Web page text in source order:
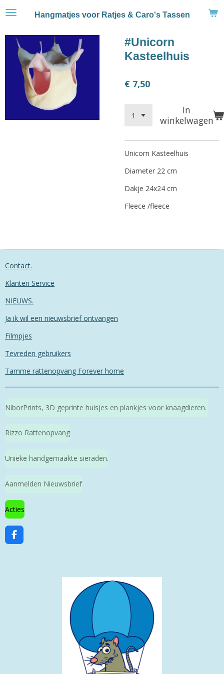
Ga
hoofdinhoud
Hangmatjes voor Ratjes & Caro's Tassen
#Unicorn
Kasteelhuis
€ 7,50
In
winkelwagen
Unicorn Kasteelhuis
Diameter 22 cm
Dakje 24x24 cm
Fleece /fleece
Contact.
Klanten Service
NIEUWS.
Ja ik wil een nieuwsbrief ontvangen
Filmpjes
Tevreden gebruikers
Tamme rattenopvang Forever home
NiborPrints, 3D geprinte huisjes en plankjes voor knaagdieren.
Rizzo Rattenopvang
Unieke handgemaakte sieraden.
Aanmelden Nieuwsbrief
Acties
F
a